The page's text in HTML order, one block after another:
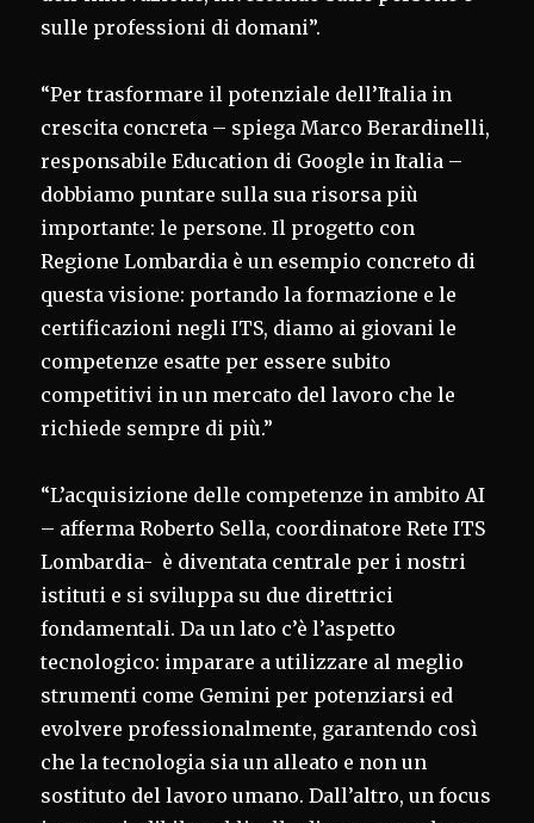
sulle professioni di domani”.
“Per trasformare il potenziale dell’Italia in
crescita concreta – spiega Marco Berardinelli,
responsabile Education di Google in Italia –
dobbiamo puntare sulla sua risorsa più
importante: le persone. Il progetto con
Regione Lombardia è un esempio concreto di
questa visione: portando la formazione e le
certificazioni negli ITS, diamo ai giovani le
competenze esatte per essere subito
competitivi in un mercato del lavoro che le
richiede sempre di più.”
“L’acquisizione delle competenze in ambito AI
– afferma Roberto Sella, coordinatore Rete ITS
Lombardia- è diventata centrale per i nostri
istituti e si sviluppa su due direttrici
fondamentali. Da un lato c’è l’aspetto
tecnologico: imparare a utilizzare al meglio
strumenti come Gemini per potenziarsi ed
evolvere professionalmente, garantendo così
che la tecnologia sia un alleato e non un
sostituto del lavoro umano. Dall’altro, un focus